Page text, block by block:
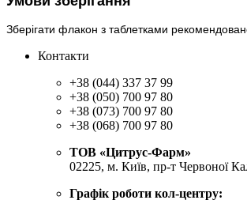
Зберігати флакон з таблетками
Контакти
+38 (044) 337 37 99
+38 (050) 700 97 80
+38 (073) 700 97 80
+38 (068) 700 97 80
ТОВ «Цитрус-Фарм»
02225, м. Київ, пр-т Червоної
Графік роботи кол-центру: